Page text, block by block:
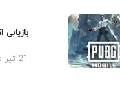
بازیابی